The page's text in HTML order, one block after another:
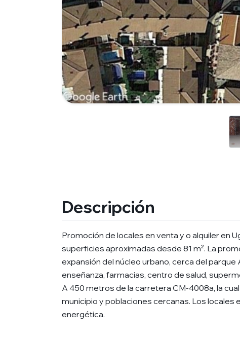
Descripción
Promoción de locales en venta y o alquiler en
superficies aproximadas desde 81 m². La
expansión del núcleo urbano, cerca del
enseñanza, farmacias, centro de salud,
A 450 metros de la carretera CM-4008a, la
municipio y poblaciones cercanas. Los
energética.